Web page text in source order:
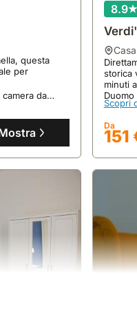
questa
per
da
e una
8.9
casa
storica
minuti
Duomo
Questa
ideale
mare.
Scopri
Da
151